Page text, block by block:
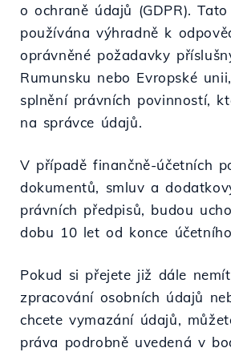
o ochraně údajů (GDPR).
používána výhradně k
oprávněné požadavky
Rumunsku nebo Evropské
splnění právních povinností,
na správce údajů.
V případě finančně-účetních
dokumentů, smluv a
právních předpisů, budou
dobu 10 let od konce
Pokud si přejete již dále
zpracování osobních údajů
chcete vymazání údajů,
práva podrobně uvedená v